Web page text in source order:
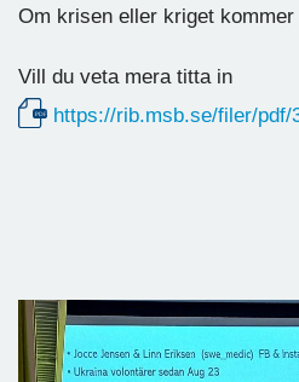
Om krisen eller kriget kommer
Vill du veta mera titta in
https://rib.msb.se/filer/pdf/